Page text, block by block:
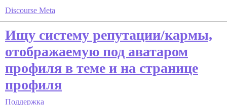
Discourse Meta
Ищу систему репутации/кармы,
отображаемую под аватаром
профиля в теме и на странице
профиля
Поддержка